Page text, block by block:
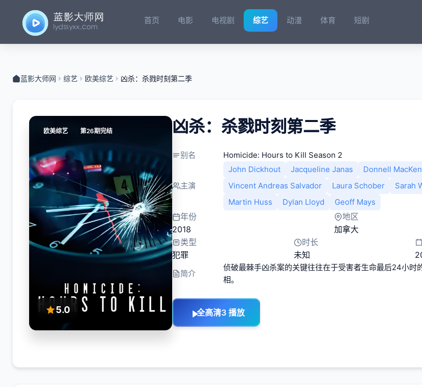
首页 电影 电视剧 综艺 动漫 体育 短剧
蓝影大师网 综艺 欧美综艺 凶杀：杀戮时刻第二季
欧美综艺 第26期完结
5.0
凶杀：杀戮时刻第二季
别名 Homicide: Hours to Kill Season 2
主演
John Dickhout Jacqueline Janas Donnell
Vincent Andreas Salvador
Laura Schober Sarah
Martin Huss
Dylan Lloyd Geoff Mays
年份
2018
地区
加拿大
类型
犯罪
时长
未知
简介
侦破最棘手凶杀案的关键往往在于受害者生命最后24小
相。
全高清3 播放